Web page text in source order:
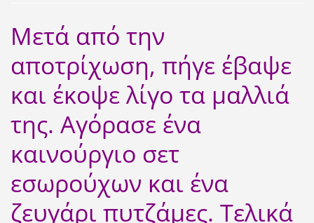
Μετά από την
αποτρίχωση, πήγε έβαψε
και έκοψε λίγο τα μαλλιά
της. Αγόρασε ένα
καινούργιο σετ
εσωρούχων και ένα
ζευγάρι πυτζάμες. Τελικά